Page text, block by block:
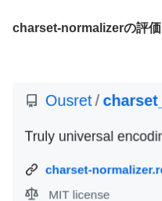
charset-normalizerの評価